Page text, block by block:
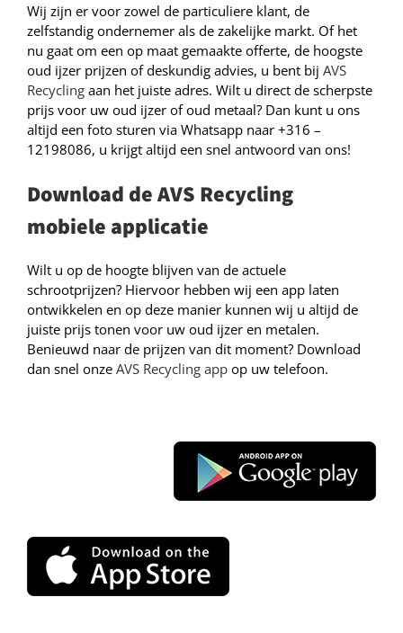
Wij zijn er voor zowel de particuliere klant, de
zelfstandig ondernemer als de zakelijke markt. Of het
nu gaat om een op maat gemaakte offerte, de hoogste
oud ijzer prijzen of deskundig advies, u bent bij AVS
Recycling aan het juiste adres. Wilt u direct de scherpste
prijs voor uw oud ijzer of oud metaal? Dan kunt u ons
altijd een foto sturen via Whatsapp naar +316 –
12198086, u krijgt altijd een snel antwoord van ons!
Download de AVS Recycling
mobiele applicatie
Wilt u op de hoogte blijven van de actuele
schrootprijzen? Hiervoor hebben wij een app laten
ontwikkelen en op deze manier kunnen wij u altijd de
juiste prijs tonen voor uw oud ijzer en metalen.
Benieuwd naar de prijzen van dit moment? Download
dan snel onze AVS Recycling app op uw telefoon.